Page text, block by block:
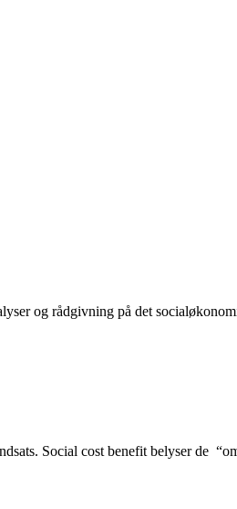
og rådgivning på det
Social cost benefit belyser de